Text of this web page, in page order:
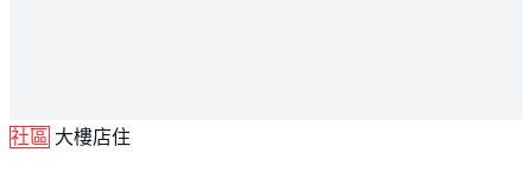
社區 大樓店住